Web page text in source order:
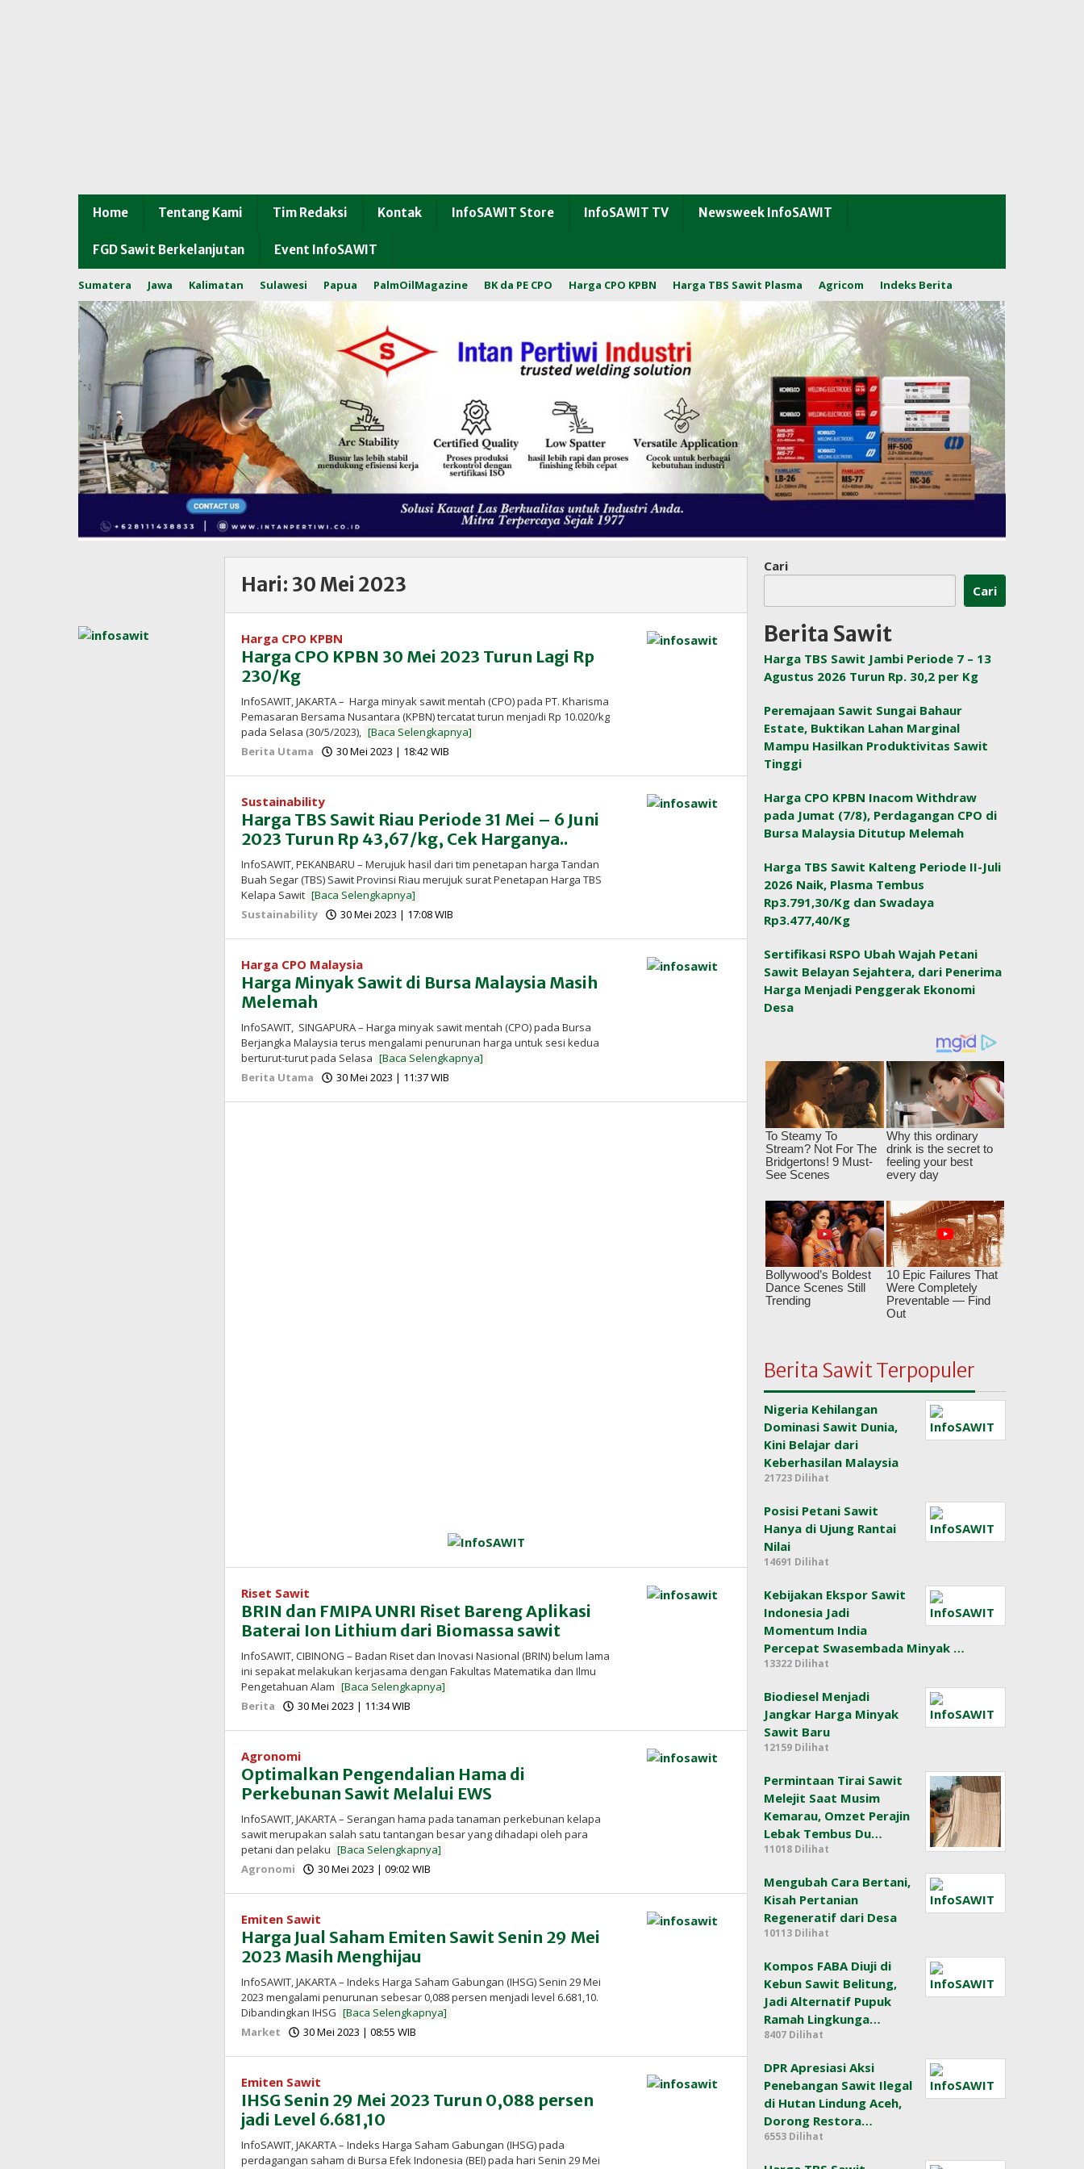
Home Tentang Kami Tim Redaksi Kontak InfoSAWIT Store InfoSAWIT TV Newsweek InfoSAWIT
FGD Sawit Berkelanjutan Event InfoSAWIT
Sumatera Jawa Kalimatan Sulawesi Papua PalmOilMagazine BK da PE CPO Harga CPO KPBN Harga TBS Sawit Plasma Agricom Indeks Berita
Hari: 30 Mei 2023
Harga CPO KPBN
Harga CPO KPBN 30 Mei 2023 Turun Lagi Rp
230/Kg
InfoSAWIT, JAKARTA – Harga minyak sawit mentah (CPO) pada PT. Kharisma
Pemasaran Bersama Nusantara (KPBN) tercatat turun menjadi Rp 10.020/kg
pada Selasa (30/5/2023), [Baca Selengkapnya]
Berita Utama
30 Mei 2023 | 18:42 WIB
InfoSAWIT
Sustainability
Harga TBS Sawit Riau Periode 31 Mei – 6 Juni
2023 Turun Rp 43,67/kg, Cek Harganya..
InfoSAWIT, PEKANBARU – Merujuk hasil dari tim penetapan harga Tandan
Buah Segar (TBS) Sawit Provinsi Riau merujuk surat Penetapan Harga TBS
Kelapa Sawit [Baca Selengkapnya]
Sustainability
30 Mei 2023 | 17:08 WIB
InfoSAWIT
Harga CPO Malaysia
Harga Minyak Sawit di Bursa Malaysia Masih
Melemah
InfoSAWIT, SINGAPURA – Harga minyak sawit mentah (CPO) pada Bursa
Berjangka Malaysia terus mengalami penurunan harga untuk sesi kedua
berturut-turut pada Selasa [Baca Selengkapnya]
Berita Utama
30 Mei 2023 | 11:37 WIB
InfoSAWIT
Riset Sawit
BRIN dan FMIPA UNRI Riset Bareng Aplikasi
Baterai Ion Lithium dari Biomassa sawit
InfoSAWIT, CIBINONG – Badan Riset dan Inovasi Nasional (BRIN) belum lama
ini sepakat melakukan kerjasama dengan Fakultas Matematika dan Ilmu
Pengetahuan Alam [Baca Selengkapnya]
Berita
30 Mei 2023 | 11:34 WIB
InfoSAWIT
Agronomi
Optimalkan Pengendalian Hama di
Perkebunan Sawit Melalui EWS
InfoSAWIT, JAKARTA – Serangan hama pada tanaman perkebunan kelapa
sawit merupakan salah satu tantangan besar yang dihadapi oleh para
petani dan pelaku [Baca Selengkapnya]
Agronomi
30 Mei 2023 | 09:02 WIB
InfoSAWIT
Emiten Sawit
Harga Jual Saham Emiten Sawit Senin 29 Mei
2023 Masih Menghijau
InfoSAWIT, JAKARTA – Indeks Harga Saham Gabungan (IHSG) Senin 29 Mei
2023 mengalami penurunan sebesar 0,088 persen menjadi level 6.681,10.
Dibandingkan IHSG [Baca Selengkapnya]
Market
30 Mei 2023 | 08:55 WIB
InfoSAWIT
Emiten Sawit
IHSG Senin 29 Mei 2023 Turun 0,088 persen
jadi Level 6.681,10
InfoSAWIT, JAKARTA – Indeks Harga Saham Gabungan (IHSG) pada
perdagangan saham di Bursa Efek Indonesia (BEI) pada hari Senin 29 Mei
Cari
Cari
Berita Sawit
Harga TBS Sawit Jambi Periode 7 – 13
Agustus 2026 Turun Rp. 30,2 per Kg
Peremajaan Sawit Sungai Bahaur
Estate, Buktikan Lahan Marginal
Mampu Hasilkan Produktivitas Sawit
Tinggi
Harga CPO KPBN Inacom Withdraw
pada Jumat (7/8), Perdagangan CPO di
Bursa Malaysia Ditutup Melemah
Harga TBS Sawit Kalteng Periode II-Juli
2026 Naik, Plasma Tembus
Rp3.791,30/Kg dan Swadaya
Rp3.477,40/Kg
Sertifikasi RSPO Ubah Wajah Petani
Sawit Belayan Sejahtera, dari Penerima
Harga Menjadi Penggerak Ekonomi
Desa
Berita Sawit Terpopuler
Nigeria Kehilangan
Dominasi Sawit Dunia,
Kini Belajar dari
Keberhasilan Malaysia
21723 Dilihat
Posisi Petani Sawit
Hanya di Ujung Rantai
Nilai
14691 Dilihat
Kebijakan Ekspor Sawit
Indonesia Jadi
Momentum India
Percepat Swasembada Minyak …
13322 Dilihat
Biodiesel Menjadi
Jangkar Harga Minyak
Sawit Baru
12159 Dilihat
Permintaan Tirai Sawit
Melejit Saat Musim
Kemarau, Omzet Perajin
Lebak Tembus Du…
11018 Dilihat
Mengubah Cara Bertani,
Kisah Pertanian
Regeneratif dari Desa
10113 Dilihat
Kompos FABA Diuji di
Kebun Sawit Belitung,
Jadi Alternatif Pupuk
Ramah Lingkunga…
8407 Dilihat
DPR Apresiasi Aksi
Penebangan Sawit Ilegal
di Hutan Lindung Aceh,
Dorong Restora…
6553 Dilihat